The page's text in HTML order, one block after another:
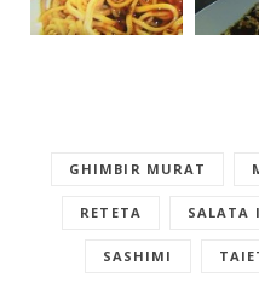
GHIMBIR MURAT
RETETA SALATA
SASHIMI